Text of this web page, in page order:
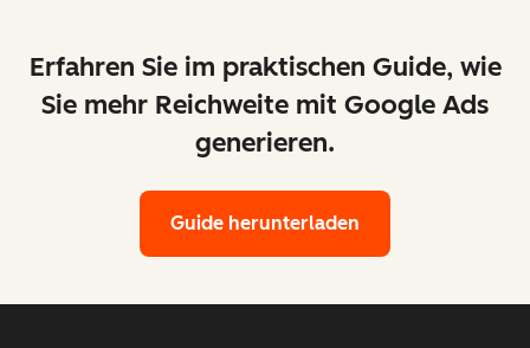
Erfahren Sie im praktischen Guide, wie
Sie mehr Reichweite mit Google Ads
generieren.
Guide herunterladen